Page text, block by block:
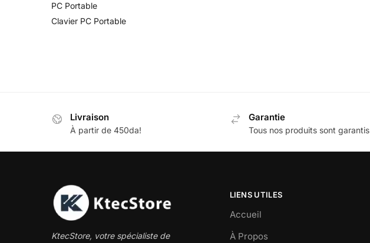
PC Portable
Clavier PC Portable
Livraison
À partir de 450da!
Garantie
Tous nos produits sont garantis
KtecStore, votre spécialiste de
LIENS UTILES
Accueil
À Propos